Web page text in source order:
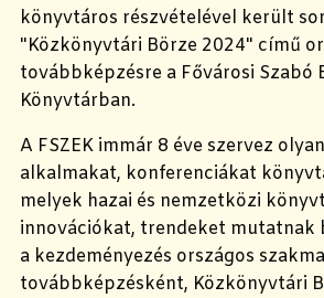
könyvtáros részvételével került
"Közkönyvtári Börze 2024" című
továbbképzésre a Fővárosi Szabó
Könyvtárban.
A FSZEK immár 8 éve szervez
alkalmakat, konferenciákat
melyek hazai és nemzetközi
innovációkat, trendeket mutatnak
a kezdeményezés országos
továbbképzésként, Közkönyvtári